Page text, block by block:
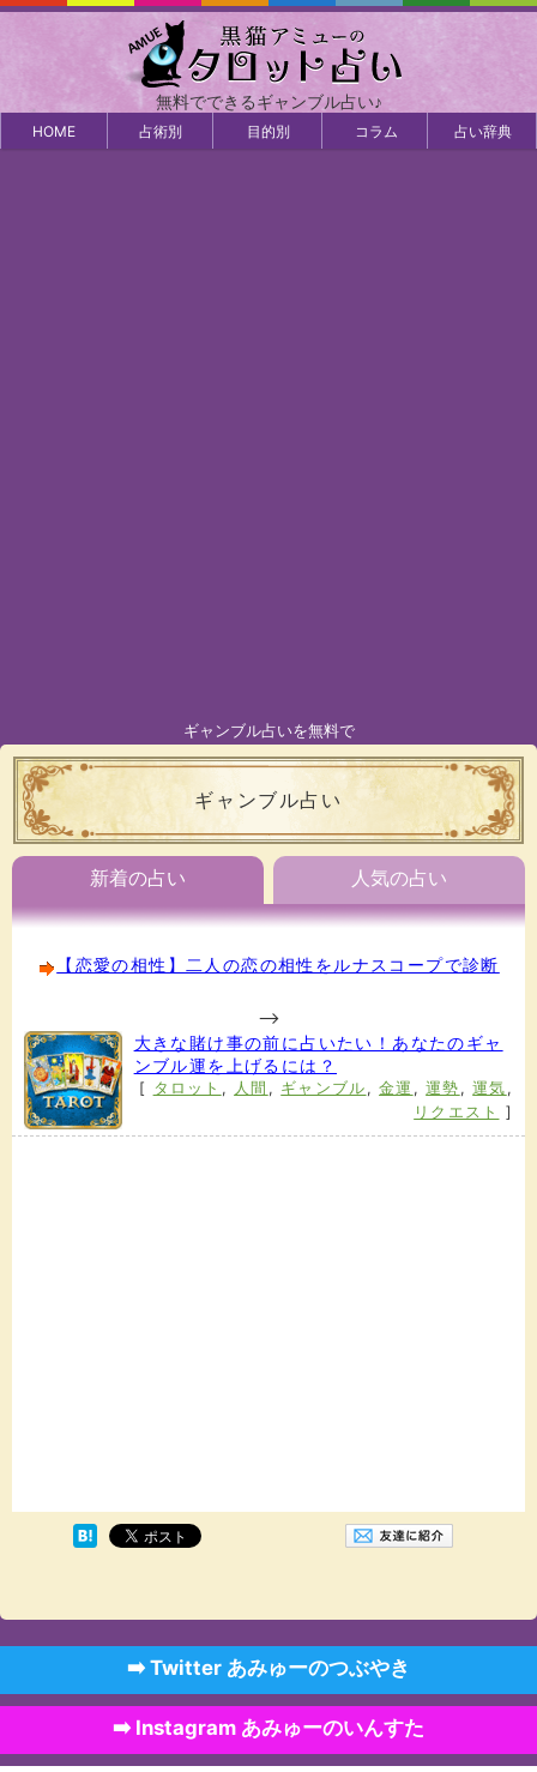
無料でできるギャンブル占い♪
HOME 占術別 目的別 コラム 占い辞典
ギャンブル占いを無料で
ギャンブル占い
新着の占い 人気の占い
【恋愛の相性】二人の恋の相性をルナスコープで診断
-->
大きな賭け事の前に占いたい！あなたのギャ
ンブル運を上げるには？
[ タロット , 人間 , ギャンブル ,金運 ,運勢 ,運気 ,
リクエスト
]
➡️ Twitter あみゅーのつぶやき
➡️ Instagram あみゅーのいんすた